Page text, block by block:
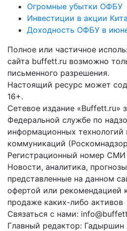
Огромные убытки ОФБУ
Инвестиции в акции
Доходность ОФБУ в
Полное или частичное
сайта buffett.ru возможно
письменного разрешения.
Настоящий ресурс может
16+.
Сетевое издание «Buffett.ru»
Федеральной службе по
информационных технологий
коммуникаций
Регистрационный номер
Новости, аналитика,
представленные на данном
офертой или рекомендацией
продаже каких-либо активов
Связаться с нами:
Главный редактор: Гадыршин